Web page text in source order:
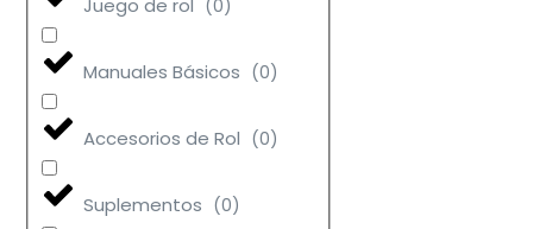
Juego de rol (0)
Manuales Básicos (0)
Accesorios de Rol (0)
Suplementos (0)